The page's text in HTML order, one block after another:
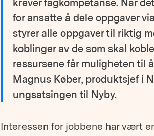
for ansatte å dele oppgaver
styrer alle oppgaver til riktig
koblinger av de som skal
ressursene får muligheten til
Magnus Køber, produktsjef i
ungsatsingen til Nyby.
Interessen for jobbene har vært